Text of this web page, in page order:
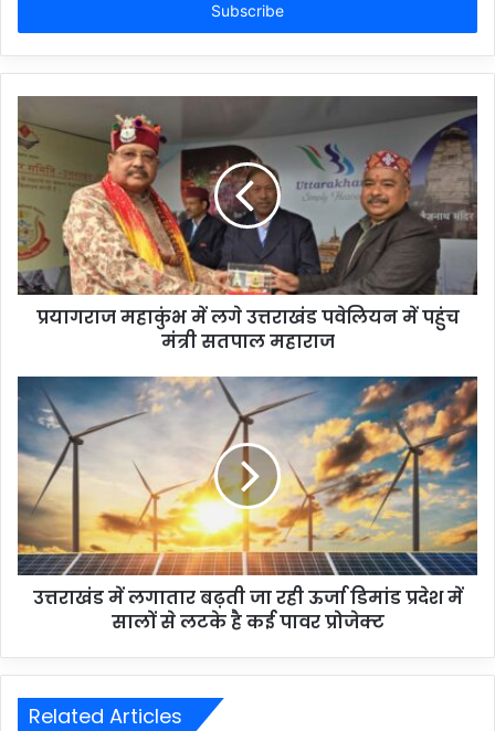
प्रयागराज महाकुंभ में लगे उत्तराखंड पवेलियन में पहुंच
मंत्री सतपाल महाराज
उत्तराखंड में लगातार बढ़ती जा रही ऊर्जा डिमांड प्रदेश में
सालों से लटके है कई पावर प्रोजेक्ट
Related Articles